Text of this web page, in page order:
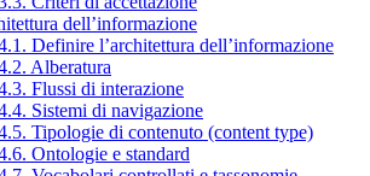
dell’informazione
Definire l’architettura dell’informazione
Alberatura
Flussi di interazione
Sistemi di navigazione
Tipologie di contenuto (content type)
Ontologie e standard